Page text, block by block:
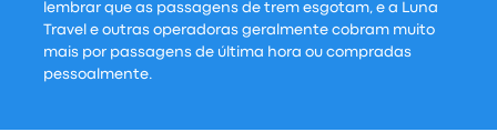
lembrar que as passagens de trem esgotam, e a Luna
Travel e outras operadoras geralmente cobram muito
mais por passagens de última hora ou compradas
pessoalmente.